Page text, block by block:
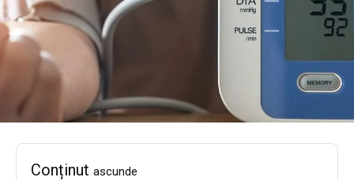
Conținut ascunde